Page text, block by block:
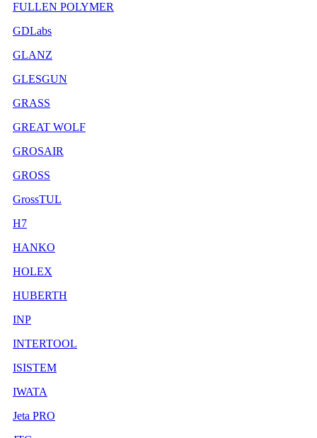
FULLEN POLYMER
GDLabs
GLANZ
GLESGUN
GRASS
GREAT WOLF
GROSAIR
GROSS
GrossTUL
H7
HANKO
HOLEX
HUBERTH
INP
INTERTOOL
ISISTEM
IWATA
Jeta PRO